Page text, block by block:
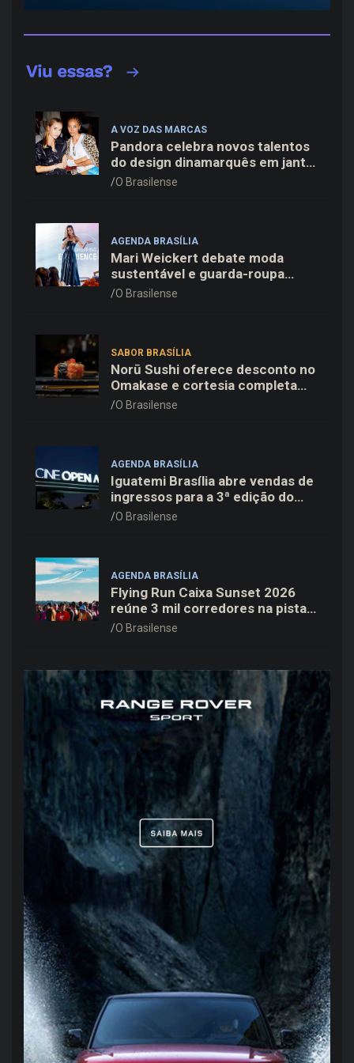
A VOZ DAS MARCAS
Pandora celebra novos talentos
do design dinamarquês em jantar
exclusivo no restaurante Daphne
O Brasilense
AGENDA BRASÍLIA
Mari Weickert debate moda
sustentável e guarda-roupa
inteligente no ParkShopping
O Brasilense
SABOR BRASÍLIA
Norū Sushi oferece desconto no
Omakase e cortesia completa
para os pais neste domingo
O Brasilense
AGENDA BRASÍLIA
Iguatemi Brasília abre vendas de
ingressos para a 3ª edição do
Cine Open Air
O Brasilense
AGENDA BRASÍLIA
Flying Run Caixa Sunset 2026
reúne 3 mil corredores na pista
do Aeroporto de Brasília neste
O Brasilense